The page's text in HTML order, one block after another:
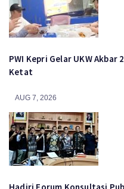
PWI Kepri Gelar UKW
Ketat
AUG 7, 2026